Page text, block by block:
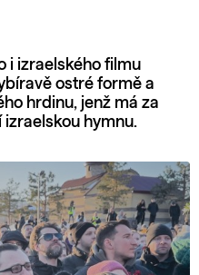
i izraelského filmu
ostré formě a
hrdinu, jenž má za
izraelskou hymnu.